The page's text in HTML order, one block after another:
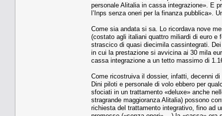
personale Alitalia in cassa integrazione». E
l’Inps senza oneri per la finanza pubblica».
Come sia andata si sa. Lo ricordava nove
(costato agli italiani quattro miliardi di euro e
strascico di quasi diecimila cassintegrati.
in cui la prestazione si avvicina ai 30 mila
cassa integrazione a un tetto massimo di
Come ricostruiva il dossier, infatti, decenni
Dini piloti e personale di volo ebbero per
sfociati in un trattamento «deluxe» anche
stragrande maggioranza Alitalia) possono
richiesta del trattamento integrativo, fino ad